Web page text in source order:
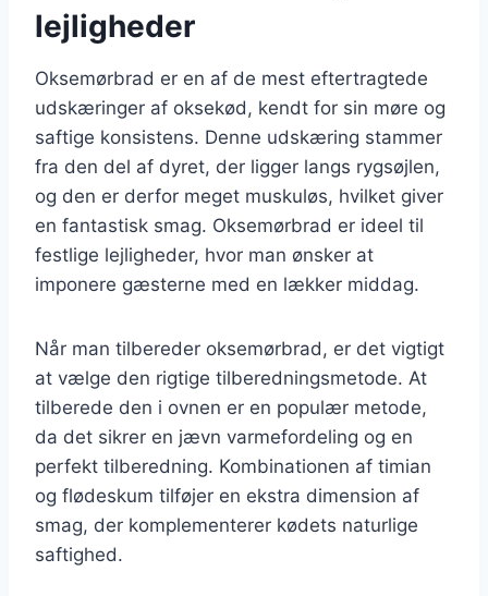
lejligheder
Oksemørbrad er en af de mest eftertragtede
udskæringer af oksekød, kendt for sin møre og
saftige konsistens. Denne udskæring stammer
fra den del af dyret, der ligger langs rygsøjlen,
og den er derfor meget muskuløs, hvilket giver
en fantastisk smag. Oksemørbrad er ideel til
festlige lejligheder, hvor man ønsker at
imponere gæsterne med en lækker middag.
Når man tilbereder oksemørbrad, er det vigtigt
at vælge den rigtige tilberedningsmetode. At
tilberede den i ovnen er en populær metode,
da det sikrer en jævn varmefordeling og en
perfekt tilberedning. Kombinationen af timian
og flødeskum tilføjer en ekstra dimension af
smag, der komplementerer kødets naturlige
saftighed.